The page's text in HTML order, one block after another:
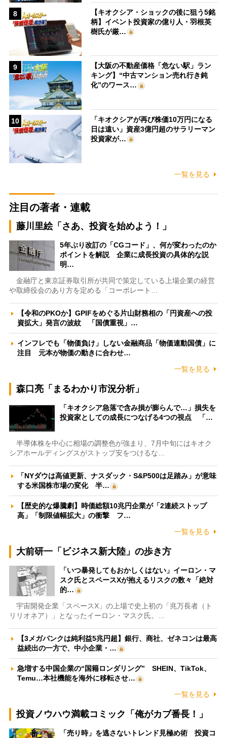
8
【キオクシア・ショックの後に狙う5銘
柄】イベント投資家の億り人・羽根英
樹氏が厳…
9
【大阪の不動産価格「危ない駅」ラン
キング】“中古マンション売れ行き鈍
化”のワース…
10
「キオクシアが再び株価10万円になる
日は遠い」資産3億円超のサラリーマン
投資家が…
一覧を見る
注目の著者・連載
藤川里絵「さあ、投資を始めよう！」
5年ぶり改訂の「CGコード」、何が変わったのか
ポイントを解説 企業に成長投資の具体的な説
明…
金融庁と東京証券取引所が共同で策定している上場企業の経営
や取締役会のあり方を定める「コーポレート…
【令和のPKOか】GPIFをめぐる片山財務相の「円資産への投
資拡大」発言の波紋 「国債重視」…
インフレでも「物価負け」しない金融商品「物価連動国債」に
注目 元本が物価の動きに合わせ…
一覧を見る
森口亮「まるわかり市況分析」
「キオクシア急落で含み損が膨らんで…」損失を
投資家としての成長につなげる4つの視点 「…
半導体株を中心に相場の調整色が強まり、7月中旬にはキオク
シアホールディングスがストップ安をつけるな…
「NYダウは高値更新、ナスダック・S&P500は足踏み」が意味
する米国株市場の変化 半…
【歴史的な爆騰劇】時価総額10兆円企業が「2連続ストップ
高」「制限値幅拡大」の衝撃 フ…
一覧を見る
大前研一「ビジネス新大陸」の歩き方
「いつ暴発してもおかしくはない」イーロン・マ
スク氏とスペースXが抱えるリスクの数々「絶対
的…
宇宙開発企業「スペースX」の上場で史上初の「兆万長者（ト
リリオネア）」となったイーロン・マスク氏。…
【3メガバンクは純利益5兆円超】銀行、商社、ゼネコンは最高
益続出の一方で、中小企業・…
急増する中国企業の“国籍ロンダリング” SHEIN、TikTok、
Temu…本社機能を海外に移転させ…
一覧を見る
投資ノウハウ満載コミック「俺がカブ番長！」
「売り時」を逃さないトレンド見極め術 投資コ